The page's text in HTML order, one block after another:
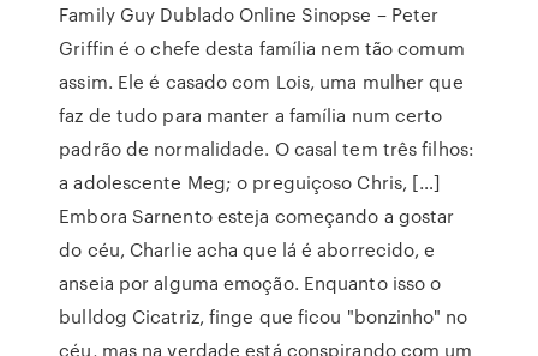
Family Guy Dublado Online Sinopse – Peter
Griffin é o chefe desta família nem tão comum
assim. Ele é casado com Lois, uma mulher que
faz de tudo para manter a família num certo
padrão de normalidade. O casal tem três filhos:
a adolescente Meg; o preguiçoso Chris, […]
Embora Sarnento esteja começando a gostar
do céu, Charlie acha que lá é aborrecido, e
anseia por alguma emoção. Enquanto isso o
bulldog Cicatriz, finge que ficou "bonzinho" no
céu, mas na verdade está conspirando com um